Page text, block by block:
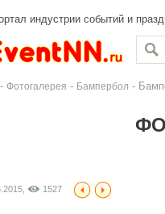
индустрии событий и
- Фотогалерея - Бампербол -
1527